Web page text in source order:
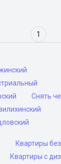
1
Снять
Квартиры
Квартиры с